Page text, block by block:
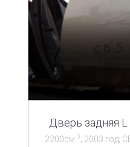
Дверь задняя L
2200см 3; 2003 год;